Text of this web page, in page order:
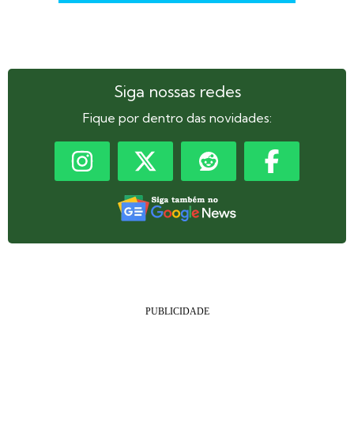
Siga nossas redes
Fique por dentro das novidades: